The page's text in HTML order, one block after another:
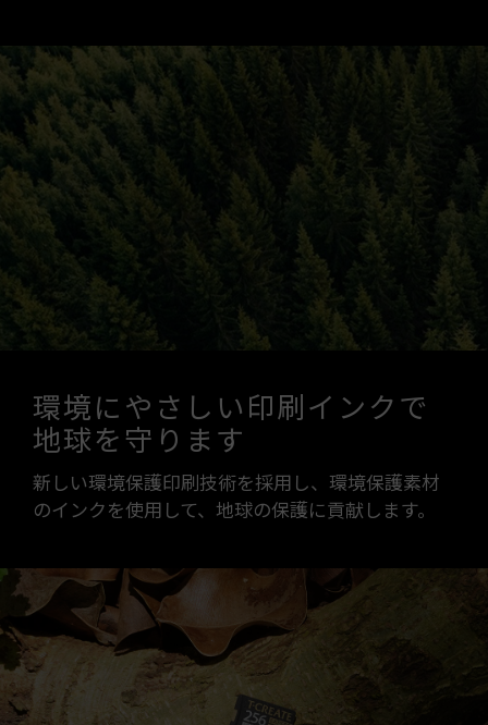
環境にやさしい印刷インクで
地球を守ります
新しい環境保護印刷技術を採用し、環境保護素材
のインクを使用して、地球の保護に貢献します。